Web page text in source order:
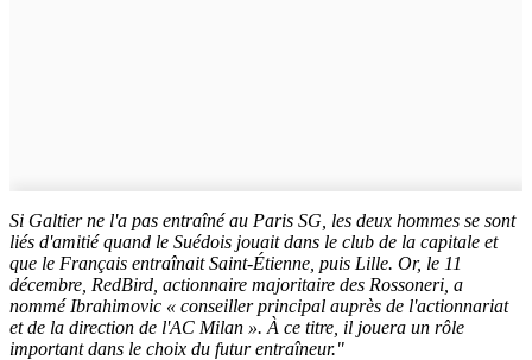
Si Galtier ne l'a pas entraîné au Paris SG, les deux hommes se sont
liés d'amitié quand le Suédois jouait dans le club de la capitale et
que le Français entraînait Saint-Étienne, puis Lille. Or, le 11
décembre, RedBird, actionnaire majoritaire des Rossoneri, a
nommé Ibrahimovic « conseiller principal auprès de l'actionnariat
et de la direction de l'AC Milan ». À ce titre, il jouera un rôle
important dans le choix du futur entraîneur."